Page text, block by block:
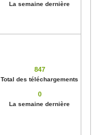
La semaine dernière
847
Total des téléchargements
0
La semaine dernière